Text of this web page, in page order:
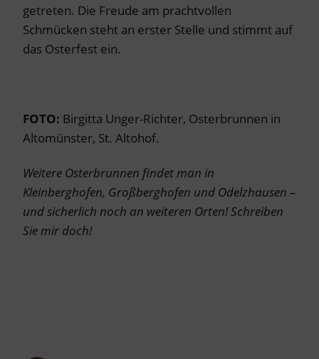
getreten. Die Freude am prachtvollen
Schmücken steht an erster Stelle und stimmt auf
das Osterfest ein.
FOTO: Birgitta Unger-Richter, Osterbrunnen in
Altomünster, St. Altohof.
Weitere Osterbrunnen findet man in
Kleinberghofen, Großberghofen und Odelzhausen –
und sicherlich noch an weiteren Orten! Schreiben
Sie mir doch!